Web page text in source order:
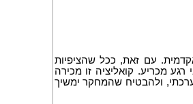
עם זאת, ככל שהציפיות
מכריע. קואליציה זו מכירה
ולהבטיח שהמחקר ימשיך